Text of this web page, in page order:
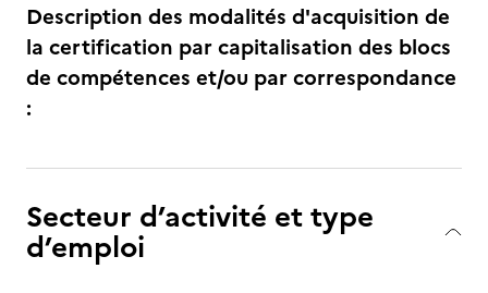
Description des modalités d'acquisition de
la certification par capitalisation des blocs
de compétences et/ou par correspondance
:
Secteur d’activité et type
d’emploi